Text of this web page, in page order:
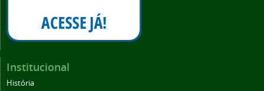
Institucional
História